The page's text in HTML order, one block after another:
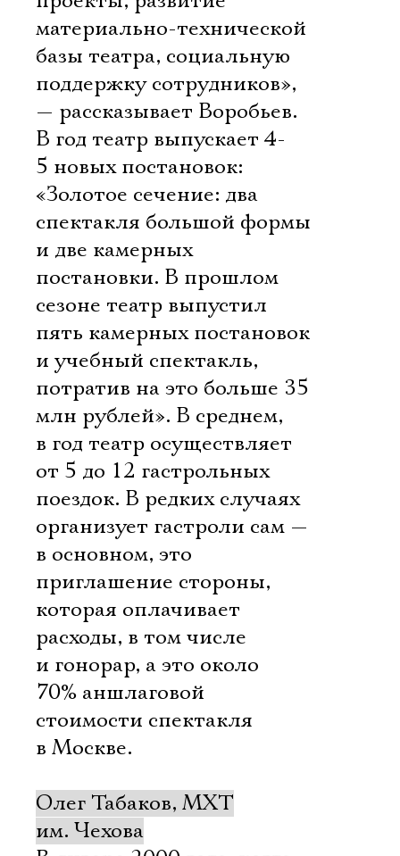
материально-технической
базы театра, социальную
поддержку сотрудников»,
— рассказывает Воробьев.
В год театр выпускает 4-
5 новых постановок:
«Золотое сечение: два
спектакля большой формы
и две камерных
постановки. В прошлом
сезоне театр выпустил
пять камерных постановок
и учебный спектакль,
потратив на это больше 35
млн рублей». В среднем,
в год театр осуществляет
от 5 до 12 гастрольных
поездок. В редких случаях
организует гастроли сам —
в основном, это
приглашение стороны,
которая оплачивает
расходы, в том числе
и гонорар, а это около
70% аншлаговой
стоимости спектакля
в Москве.
Олег Табаков, МХТ
им. Чехова